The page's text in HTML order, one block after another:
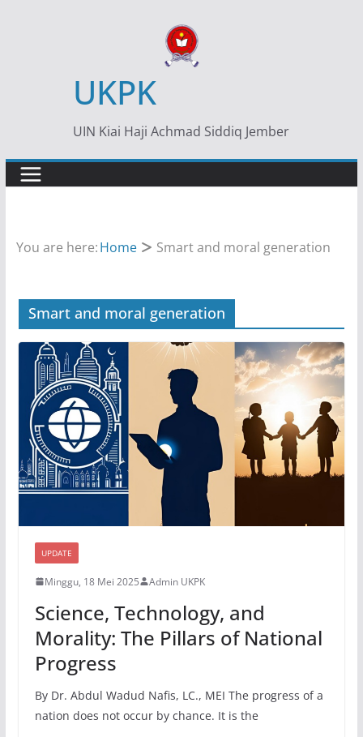
UKPK
UIN Kiai Haji Achmad Siddiq Jember
You are here:Home Smart and moral generation
Smart and moral generation
UPDATE
Minggu, 18 Mei 2025 Admin UKPK
Science, Technology, and
Morality: The Pillars of National
Progress
By Dr. Abdul Wadud Nafis, LC., MEI The progress of a
nation does not occur by chance. It is the